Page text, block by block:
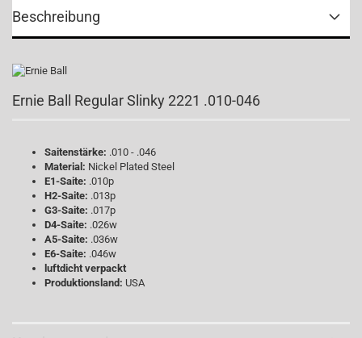
Beschreibung
Ernie Ball Regular Slinky 2221 .010-046
Saitenstärke: .010 - .046
Material: Nickel Plated Steel
E1-Saite: .010p
H2-Saite: .013p
G3-Saite: .017p
D4-Saite: .026w
A5-Saite: .036w
E6-Saite: .046w
luftdicht verpackt
Produktionsland: USA